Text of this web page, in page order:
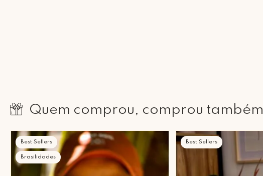
Quem comprou, comprou também
Best Sellers
Brasilidades
Best Sellers